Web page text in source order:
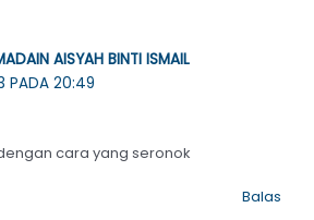
AISYAH BINTI ISMAIL
PADA 20:49
cara yang seronok
Balas